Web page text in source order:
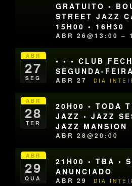
GRATUITO •
STREET JAZZ
15H00 • 16H30
ABR 26@13:00 –
ABR
27
SEG
• • • CLUB
SEGUNDA-FEIRA
ABR 27 DIA
ABR
28
TER
20H00 • TODA
JAZZ • JAZZ
JAZZ MANSION
ABR 28@20:00
ABR
29
QUA
21H00 • TBA •
ANUNCIADO
ABR 29 DIA